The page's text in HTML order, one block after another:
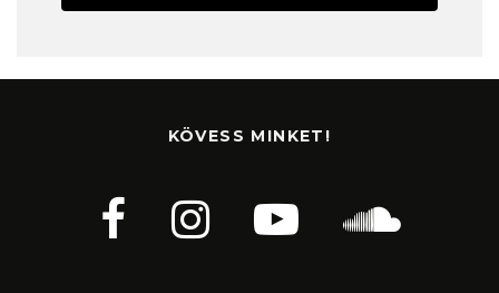
KÖVESS MINKET!